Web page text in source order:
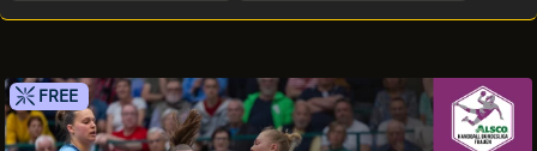
FREE